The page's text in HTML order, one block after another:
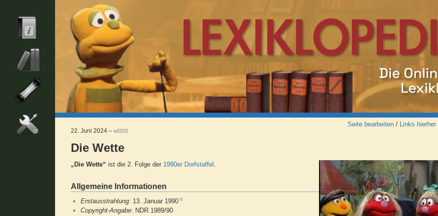
Seite bearbeiten / Links hierher
22. Juni 2024 – wf203
Die Wette
„Die Wette“ ist die 2. Folge der 1990er Dorfstaffel
Allgemeine Informationen
Erstausstrahlung: 13. Januar 1990 1)
Copyright-Angabe: NDR 1989/90